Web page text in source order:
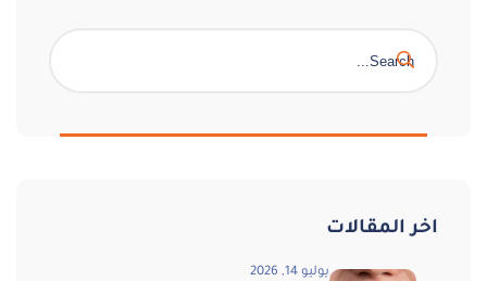
اخر المقالات
يوليو 14, 2026